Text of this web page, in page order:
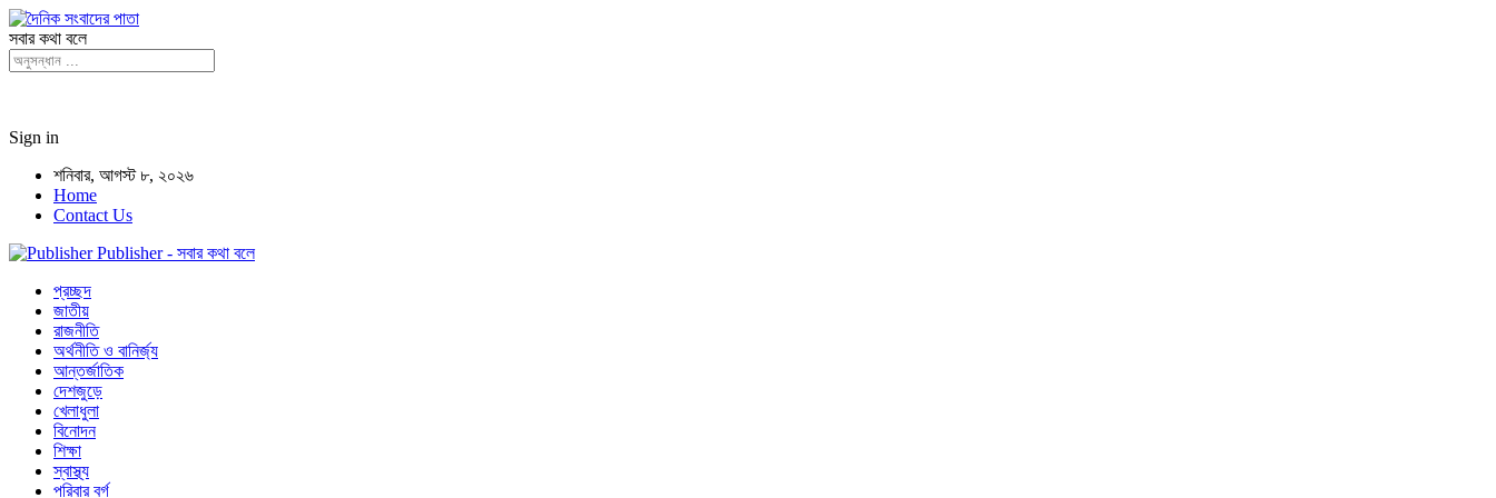
সবার কথা বলে
Sign in
শনিবার, আগস্ট ৮, ২০২৬
Home
Contact Us
Publisher - সবার কথা বলে
প্রচ্ছদ
জাতীয়
রাজনীতি
অর্থনীতি ও বানির্জ্য
আন্তর্জাতিক
দেশজুড়ে
খেলাধুলা
বিনোদন
শিক্ষা
স্বাস্থ্য
পরিবার বর্গ